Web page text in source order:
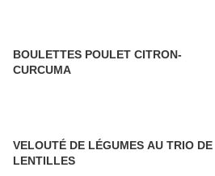
BOULETTES POULET CITRON-
CURCUMA
VELOUTÉ DE LÉGUMES AU TRIO DE
LENTILLES